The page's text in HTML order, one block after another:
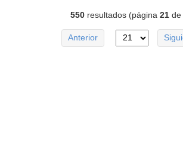
550 resultados (página21
Anterior